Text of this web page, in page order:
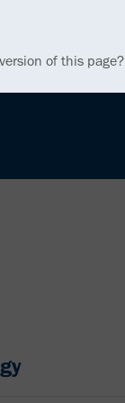
of this page?